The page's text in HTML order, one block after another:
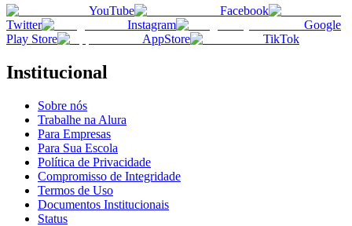
YouTube
Facebook
Twitter
Instagram
Google
Play Store
AppStore TikTok
Institucional
Sobre nós
Trabalhe na Alura
Para Empresas
Para Sua Escola
Política de Privacidade
Compromisso de Integridade
Termos de Uso
Documentos Institucionais
Status